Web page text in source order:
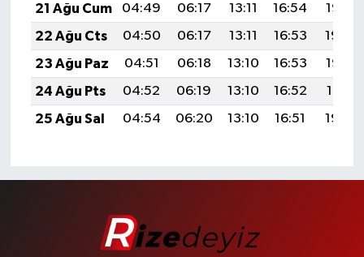
21 Ağu Cum
04:49 06:17 13:11 16:54
19:55
22 Ağu Cts
04:50 06:17 13:11 16:53
19:54
23 Ağu Paz
04:51 06:18 13:10 16:53
19:53
24 Ağu Pts
04:52 06:19 13:10 16:52
19:51
25 Ağu Sal
04:54 06:20 13:10 16:51 19:50